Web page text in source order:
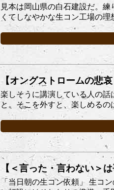
見本は岡山県の白石建設だ。
くてしなやかな生コン工場の
【オングストロームの悲
楽しそうに講演している人の
と。そこを外すと、楽しめる
【＜言った・言わない＞
「当日朝の生コン依頼」 生コ